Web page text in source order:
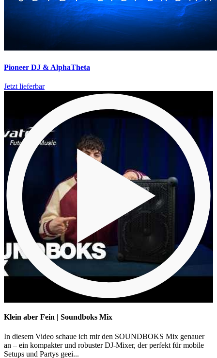
Pioneer DJ & AlphaTheta
Jetzt lieferbar
Klein aber Fein | Soundboks Mix
In diesem Video schaue ich mir den SOUNDBOKS Mix genauer
an – ein kompakter und robuster DJ-Mixer, der perfekt für mobile
Setups und Partys geei...